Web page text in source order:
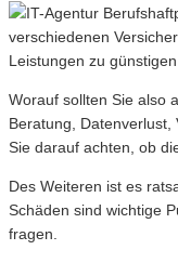
verschiedenen
Leistungen zu
Worauf sollten Sie also
Beratung,
Sie darauf achten, ob
Des Weiteren ist es
Schäden sind wichtige
fragen.